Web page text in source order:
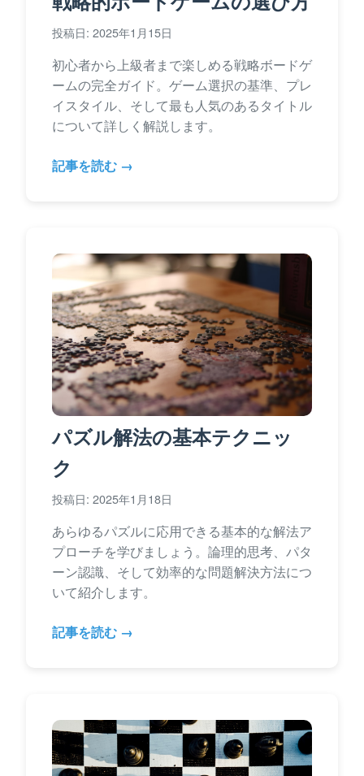
投稿日: 2025年1月15日
初心者から上級者まで楽しめる戦略ボードゲ
ームの完全ガイド。ゲーム選択の基準、プレ
イスタイル、そして最も人気のあるタイトル
について詳しく解説します。
記事を読む →
パズル解法の基本テクニッ
ク
投稿日: 2025年1月18日
あらゆるパズルに応用できる基本的な解法ア
プローチを学びましょう。論理的思考、パタ
ーン認識、そして効率的な問題解決方法につ
いて紹介します。
記事を読む →